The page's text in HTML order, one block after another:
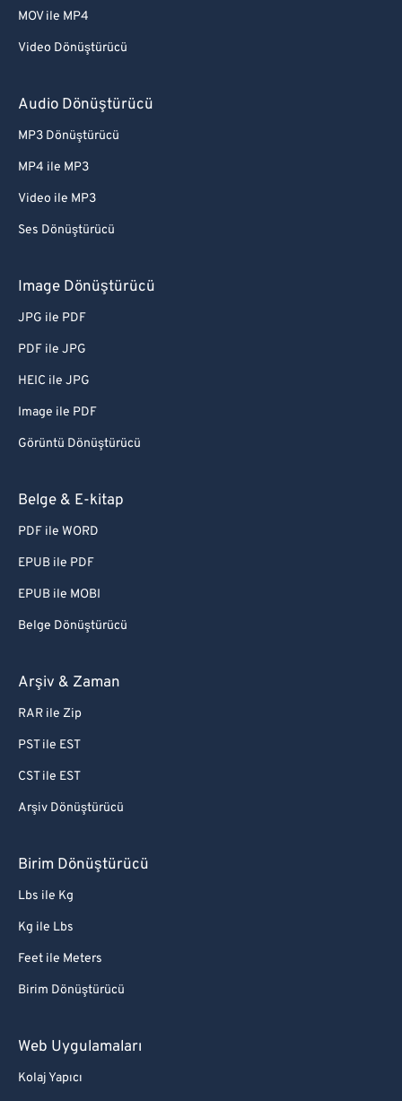
MOV ile MP4
Video Dönüştürücü
Audio Dönüştürücü
MP3 Dönüştürücü
MP4 ile MP3
Video ile MP3
Ses Dönüştürücü
Image Dönüştürücü
JPG ile PDF
PDF ile JPG
HEIC ile JPG
Image ile PDF
Görüntü Dönüştürücü
Belge & E-kitap
PDF ile WORD
EPUB ile PDF
EPUB ile MOBI
Belge Dönüştürücü
Arşiv & Zaman
RAR ile Zip
PST ile EST
CST ile EST
Arşiv Dönüştürücü
Birim Dönüştürücü
Lbs ile Kg
Kg ile Lbs
Feet ile Meters
Birim Dönüştürücü
Web Uygulamaları
Kolaj Yapıcı